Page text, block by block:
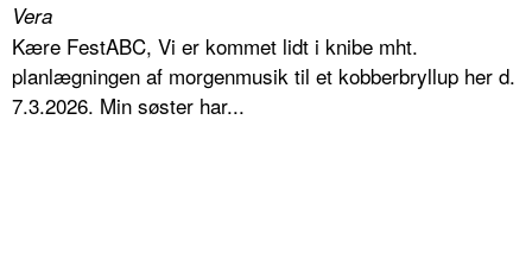
Vera
Kære FestABC, Vi er kommet lidt i knibe mht.
planlægningen af morgenmusik til et kobberbryllup her d.
7.3.2026. Min søster har...